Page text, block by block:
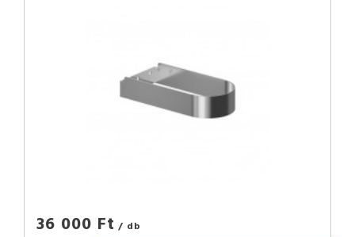
36 000 Ft / db